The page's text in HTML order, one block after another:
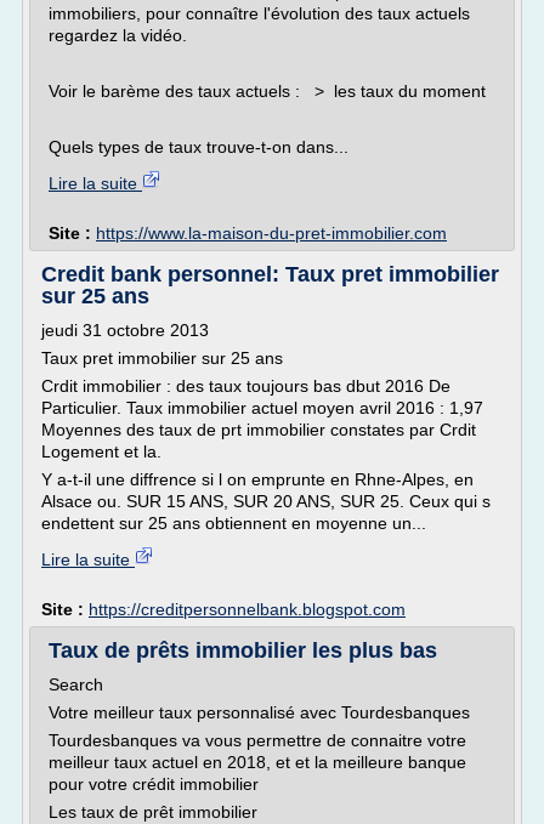
immobiliers, pour connaître l'évolution des taux actuels
regardez la vidéo.
Voir le barème des taux actuels : > les taux du moment
Quels types de taux trouve-t-on dans...
Lire la suite
Site : https://www.la-maison-du-pret-immobilier.com
Credit bank personnel: Taux pret immobilier
sur 25 ans
jeudi 31 octobre 2013
Taux pret immobilier sur 25 ans
Crdit immobilier : des taux toujours bas dbut 2016 De
Particulier. Taux immobilier actuel moyen avril 2016 : 1,97
Moyennes des taux de prt immobilier constates par Crdit
Logement et la.
Y a-t-il une diffrence si l on emprunte en Rhne-Alpes, en
Alsace ou. SUR 15 ANS, SUR 20 ANS, SUR 25. Ceux qui s
endettent sur 25 ans obtiennent en moyenne un...
Lire la suite
Site : https://creditpersonnelbank.blogspot.com
Taux de prêts immobilier les plus bas
Search
Votre meilleur taux personnalisé avec Tourdesbanques
Tourdesbanques va vous permettre de connaitre votre
meilleur taux actuel en 2018, et et la meilleure banque
pour votre crédit immobilier
Les taux de prêt immobilier